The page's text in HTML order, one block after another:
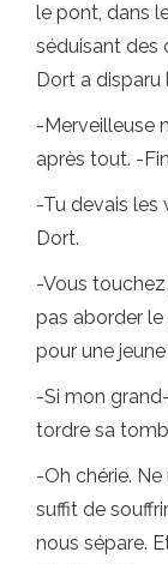
le pont, dans
séduisant des
Dort a disparu
-Merveilleuse
après tout. -
-Tu devais les
Dort.
-Vous
pas aborder
pour une
-Si mon
tordre sa
-Oh chérie.
suffit de
nous sépare.